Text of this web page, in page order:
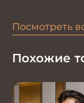
Посмотреть
Похожие